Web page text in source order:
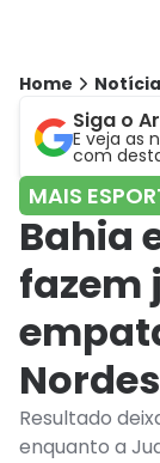
Home
Siga o
E veja as
com
MAIS
Bahia
fazem
Resultado
enquanto a